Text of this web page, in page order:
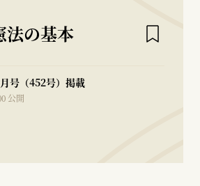
法の基本
号（452号）掲載
公開